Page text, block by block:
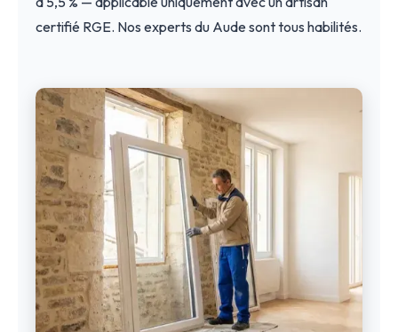
certifié RGE. Nos experts du Aude sont tous habilités.